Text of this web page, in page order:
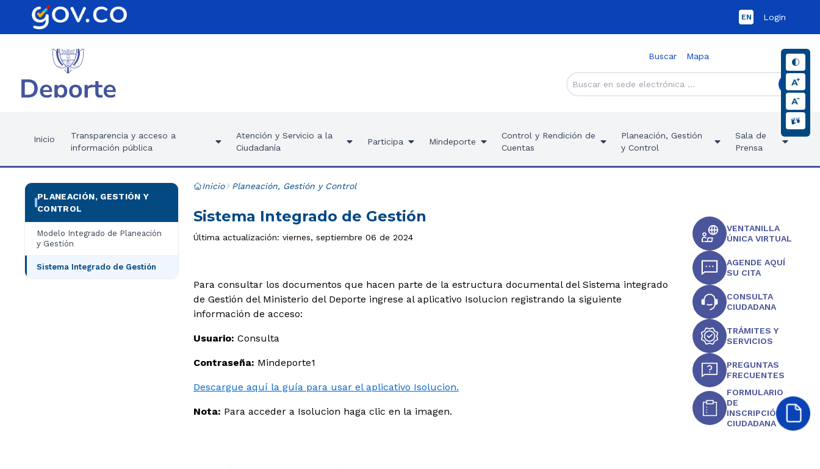
EN Login
Buscar Mapa
Inicio
Transparencia y acceso a
información pública
Atención y Servicio a la
Ciudadanía
Participa Mindeporte
Control y Rendición de
Cuentas
Planeación, Gestión
y Control
Sala de
Prensa
PLANEACIÓN, GESTIÓN Y
CONTROL
Modelo Integrado de Planeación
y Gestión
Sistema Integrado de Gestión
Inicio Planeación, Gestión y Control
Sistema Integrado de Gestión
Última actualización: viernes, septiembre 06 de 2024
Para consultar los documentos que hacen parte de la estructura documental del Sistema integrado
de Gestión del Ministerio del Deporte ingrese al aplicativo Isolucion registrando la siguiente
información de acceso:
Usuario: Consulta
Contraseña: Mindeporte1
Descargue aquí la guía para usar el aplicativo Isolucion.
Nota: Para acceder a Isolucion haga clic en la imagen.
VENTANILLA
ÚNICA VIRTUAL
AGENDE AQUÍ
SU CITA
CONSULTA
CIUDADANA
TRÁMITES Y
SERVICIOS
PREGUNTAS
FRECUENTES
FORMULARIO
DE
INSCRIPCIÓN
CIUDADANA